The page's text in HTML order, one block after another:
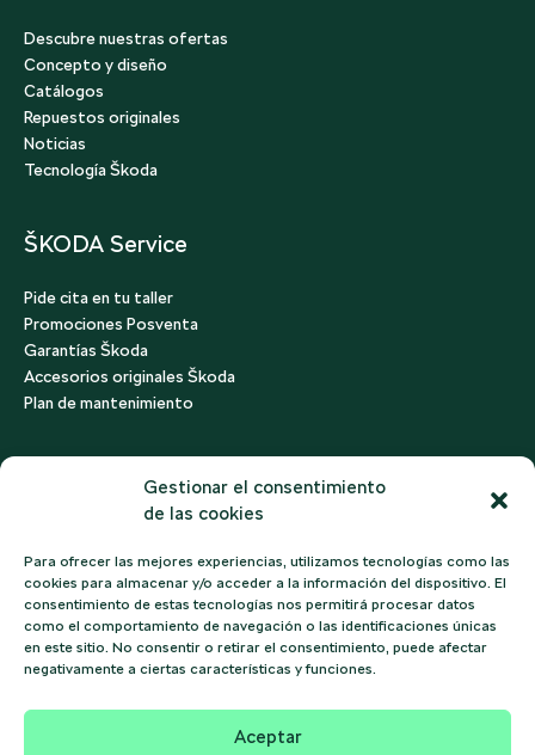
Gestionar el consentimiento
de las cookies
Para ofrecer las mejores experiencias, utilizamos tecnologías como las
cookies para almacenar y/o acceder a la información del dispositivo. El
consentimiento de estas tecnologías nos permitirá procesar datos
como el comportamiento de navegación o las identificaciones únicas
en este sitio. No consentir o retirar el consentimiento, puede afectar
negativamente a ciertas características y funciones.
Aceptar
Descubre nuestras ofertas
Concepto y diseño
Catálogos
Repuestos originales
Noticias
Tecnología Škoda
ŠKODA Service
Pide cita en tu taller
Promociones Posventa
Garantías Škoda
Accesorios originales Škoda
Plan de mantenimiento
Sobre Škoda
Encuéntranos
Política de Privacidad
©2026 ŠKODA Ecuador | EUROVEHICULOS S.A.